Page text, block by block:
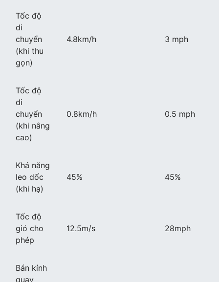
Tốc độ
di
chuyển
(khi thu
gọn)
4.8km/h 3 mph
Tốc độ
di
chuyển
(khi nâng
cao)
0.8km/h 0.5 mph
Khả năng
leo dốc
(khi hạ)
45% 45%
Tốc độ
gió cho
phép
12.5m/s 28mph
Bán kính
quay